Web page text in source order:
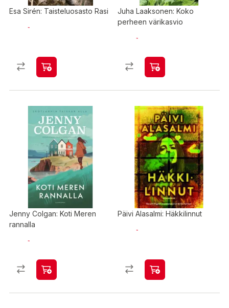
Esa Sirén: Taisteluosasto Rasi
Juha Laaksonen: Koko
perheen värikasvio
Jenny Colgan: Koti Meren
rannalla
Päivi Alasalmi: Häkkilinnut